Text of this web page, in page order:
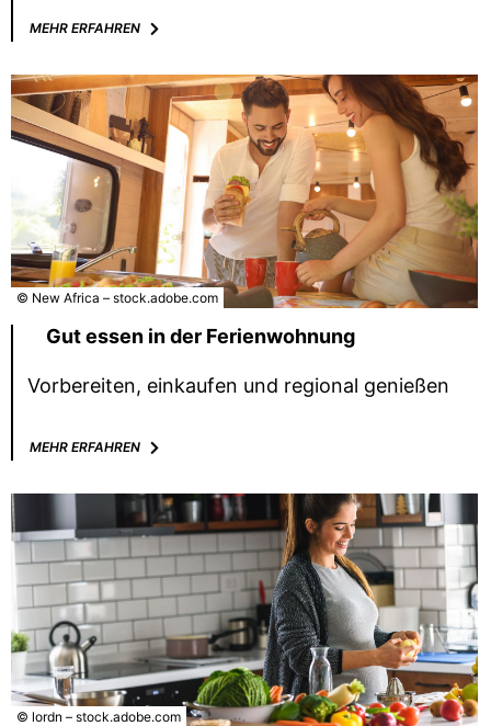
MEHR ERFAHREN
© New Africa – stock.adobe.com
Gut essen in der Ferienwohnung
Vorbereiten, einkaufen und regional genießen
MEHR ERFAHREN
© lordn – stock.adobe.com